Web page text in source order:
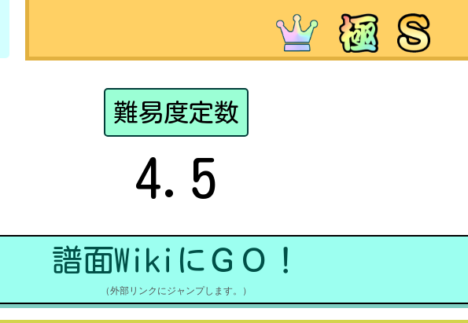
難易度定数
4.5
譜面WikiにＧＯ！
（外部リンクにジャンプします。）